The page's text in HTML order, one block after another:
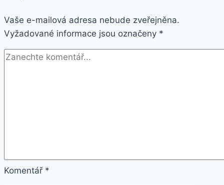
Vaše e-mailová adresa nebude zveřejněna.
Vyžadované informace jsou označeny *
Komentář *